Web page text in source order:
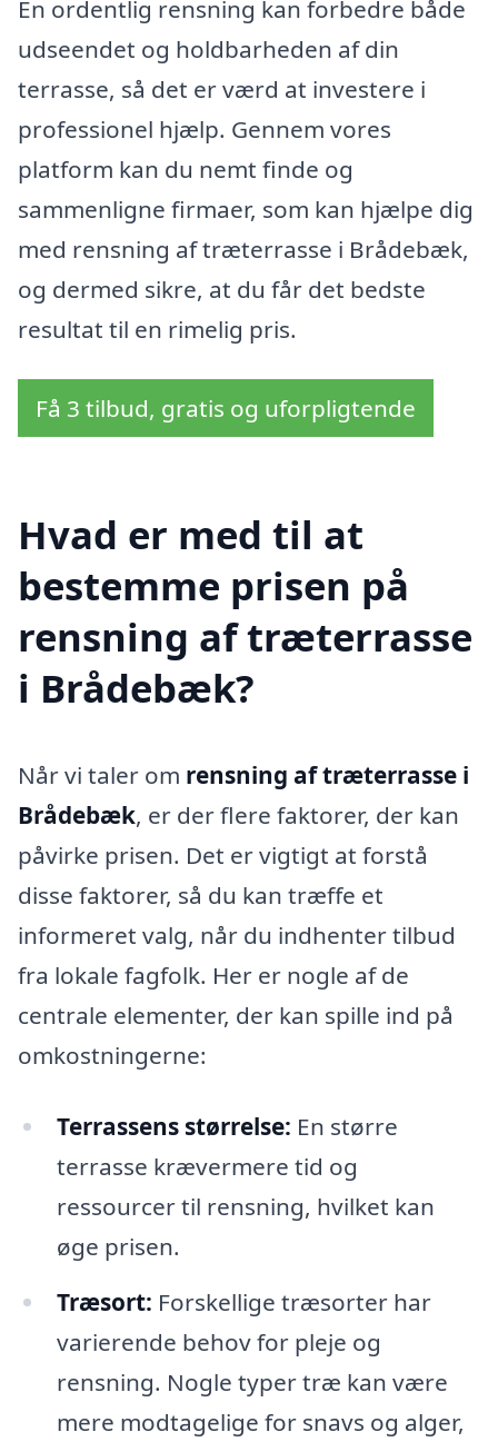
En ordentlig rensning kan forbedre både
udseendet og holdbarheden af din
terrasse, så det er værd at investere i
professionel hjælp. Gennem vores
platform kan du nemt finde og
sammenligne firmaer, som kan hjælpe dig
med rensning af træterrasse i Brådebæk,
og dermed sikre, at du får det bedste
resultat til en rimelig pris.
Få 3 tilbud, gratis og uforpligtende
Hvad er med til at
bestemme prisen på
rensning af træterrasse
i Brådebæk?
Når vi taler om rensning af træterrasse i
Brådebæk, er der flere faktorer, der kan
påvirke prisen. Det er vigtigt at forstå
disse faktorer, så du kan træffe et
informeret valg, når du indhenter tilbud
fra lokale fagfolk. Her er nogle af de
centrale elementer, der kan spille ind på
omkostningerne:
Terrassens størrelse: En større
terrasse krævermere tid og
ressourcer til rensning, hvilket kan
øge prisen.
Træsort: Forskellige træsorter har
varierende behov for pleje og
rensning. Nogle typer træ kan være
mere modtagelige for snavs og alger,